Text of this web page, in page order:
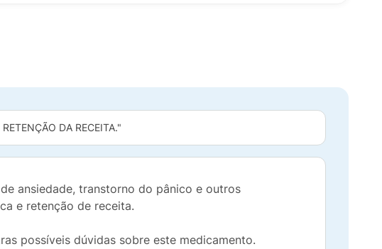
DA RECEITA."
ansiedade, transtorno do pânico e outros
e retenção de receita.
possíveis dúvidas sobre este medicamento.